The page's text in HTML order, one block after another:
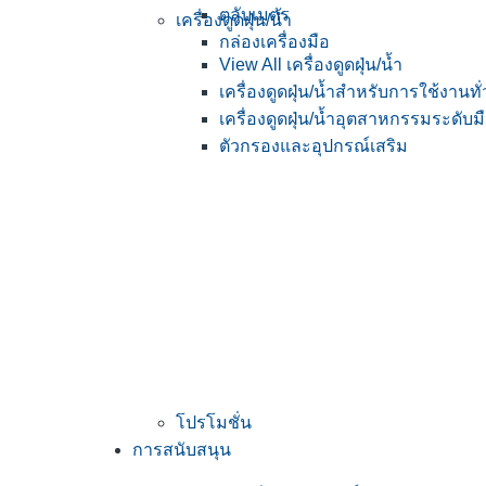
ตลับเมตร
กล่องเครื่องมือ
เครื่องดูดฝุ่น/น้ำ
View All เครื่องดูดฝุ่น/น้ำ
เครื่องดูดฝุ่น/น้ำสำหรับการใช้งานทั่
เครื่องดูดฝุ่น/น้ำอุตสาหกรรมระดับ
ตัวกรองและอุปกรณ์เสริม
โปรโมชั่น
การสนับสนุน